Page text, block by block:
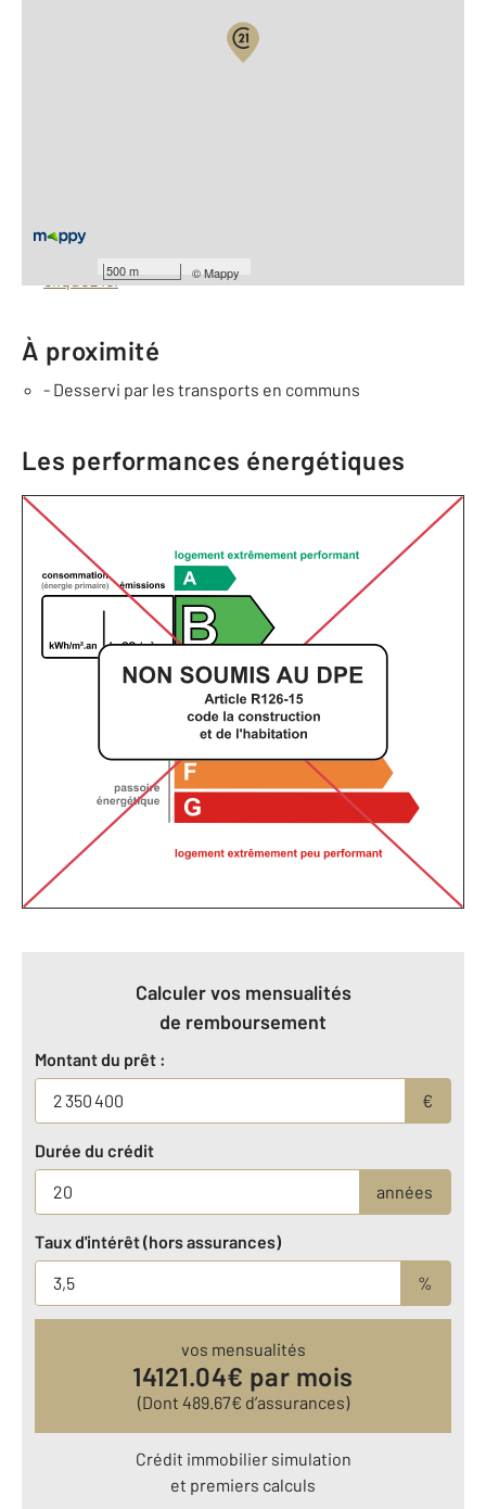
500 m ©Mappy
Barèmes d'honoraires de l'agence
cliquez ici
À proximité
- Desservi par les transports en communs
Les performances énergétiques
Calculer vos mensualités
de remboursement
Montant du prêt :
€
Durée du crédit
années
Taux d'intérêt (hors assurances)
%
vos mensualités
14121.04€ par mois
(Dont 489.67€ d’assurances)
Crédit immobilier simulation
et premiers calculs